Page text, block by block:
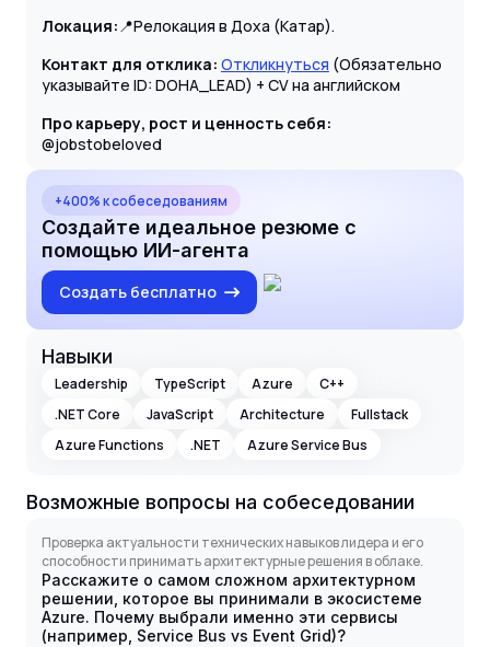
Локация:📍Релокация в Доха (Катар).
Контакт для отклика: Откликнуться (Обязательно
указывайте ID: DOHA_LEAD) + CV на английском
Про карьеру, рост и ценность себя:
@jobstobeloved
+400% к собеседованиям
Создайте идеальное резюме с
помощью ИИ-агента
Создать бесплатно
Навыки
Leadership TypeScript Azure
C++
.NET Core
JavaScript Architecture
Fullstack
Azure Functions
.NET Azure Service Bus
Возможные вопросы на собеседовании
Проверка актуальности технических навыков лидера и его
способности принимать архитектурные решения в облаке.
Расскажите о самом сложном архитектурном
решении, которое вы принимали в экосистеме
Azure. Почему выбрали именно эти сервисы
(например, Service Bus vs Event Grid)?